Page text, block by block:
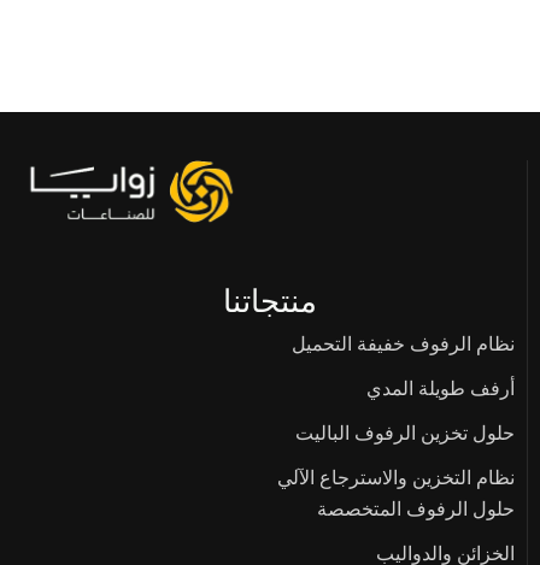
منتجاتنا
نظام الرفوف خفيفة التحميل
أرفف طويلة المدي
حلول تخزين الرفوف الباليت
نظام التخزين والاسترجاع الآلي
حلول الرفوف المتخصصة
الخزائن والدواليب